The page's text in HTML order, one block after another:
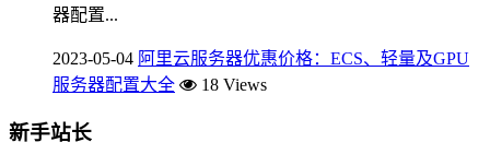
器配置...
2023-05-04 阿里云服务器优惠价格：ECS、轻量及GPU
服务器配置大全
18 Views
新手站长